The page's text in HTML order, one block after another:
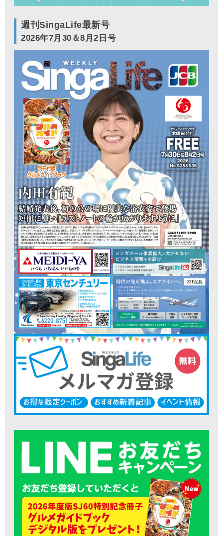
週刊SingaLife最新号
2026年7月30＆8月2日号